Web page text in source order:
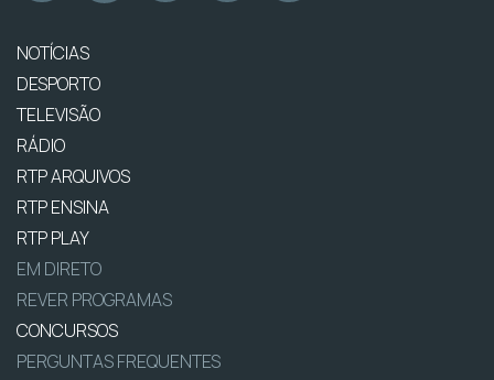
NOTÍCIAS
DESPORTO
TELEVISÃO
RÁDIO
RTP ARQUIVOS
RTP ENSINA
RTP PLAY
EM DIRETO
REVER PROGRAMAS
CONCURSOS
PERGUNTAS FREQUENTES